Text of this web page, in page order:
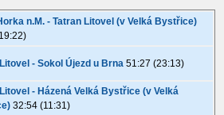
n.M. - Tatran Litovel (v Velká Bystřice)
- Sokol Újezd u Brna 51:27 (23:13)
- Házená Velká Bystřice (v Velká
32:54 (11:31)